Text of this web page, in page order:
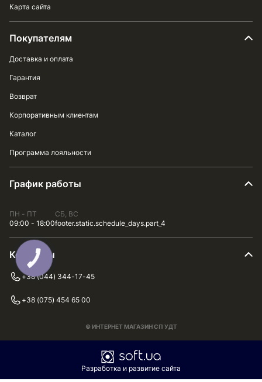
Карта сайта
Покупателям
Доставка и оплата
Гарантия
Возврат
Корпоративным клиентам
Каталог
Программа лояльности
График работы
ПН - ПТ
09:00 - 18:00
СБ, ВС
footer.static.schedule_days.part_4
Контакты
+38 (044) 344-17-45
+38 (075) 454 65 00
© ИНТЕРНЕТ МАГАЗИН СП УДТ
Разработка и развитие сайта